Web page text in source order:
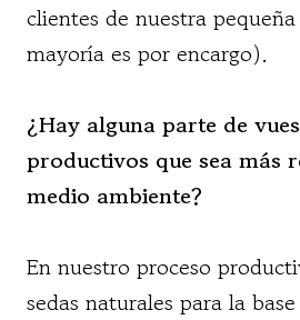
clientes de nuestra
mayoría es por encargo).
¿Hay alguna parte de
productivos que sea más
medio ambiente?
En nuestro proceso
sedas naturales para la